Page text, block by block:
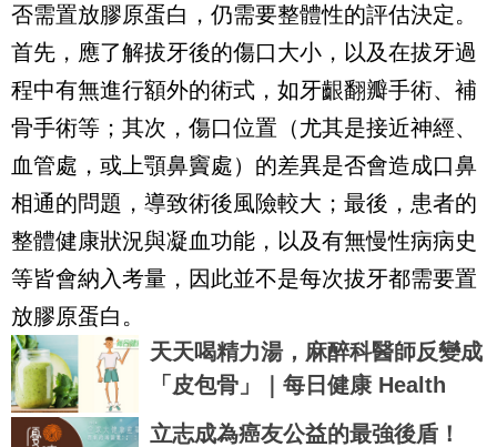
否需置放膠原蛋白，仍需要整體性的評估決定。
首先，應了解拔牙後的傷口大小，以及在拔牙過
程中有無進行額外的術式，如牙齦翻瓣手術、補
骨手術等；其次，傷口位置（尤其是接近神經、
血管處，或上顎鼻竇處）的差異是否會造成口鼻
相通的問題，導致術後風險較大；最後，患者的
整體健康狀況與凝血功能，以及有無慢性病病史
等皆會納入考量，因此並不是每次拔牙都需要置
放膠原蛋白。
天天喝精力湯，麻醉科醫師反變成
「皮包骨」｜每日健康 Health
立志成為癌友公益的最強後盾！